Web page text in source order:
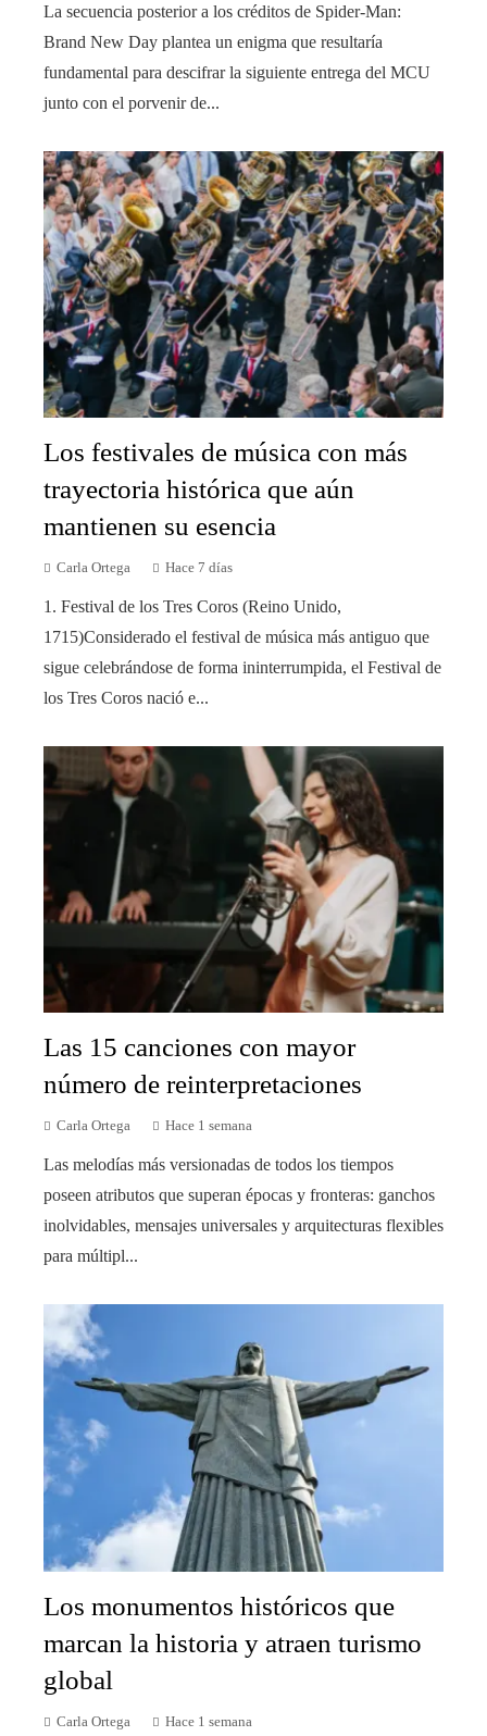
La secuencia posterior a los créditos de Spider-Man:
Brand New Day plantea un enigma que resultaría
fundamental para descifrar la siguiente entrega del MCU
junto con el porvenir de...
Los festivales de música con más
trayectoria histórica que aún
mantienen su esencia
Carla Ortega Hace 7 días
1. Festival de los Tres Coros (Reino Unido,
1715)Considerado el festival de música más antiguo que
sigue celebrándose de forma ininterrumpida, el Festival de
los Tres Coros nació e...
Las 15 canciones con mayor
número de reinterpretaciones
Carla Ortega Hace 1 semana
Las melodías más versionadas de todos los tiempos
poseen atributos que superan épocas y fronteras: ganchos
inolvidables, mensajes universales y arquitecturas flexibles
para múltipl...
Los monumentos históricos que
marcan la historia y atraen turismo
global
Carla Ortega Hace 1 semana